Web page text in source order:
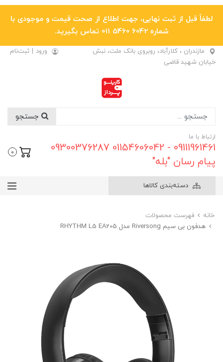
لطفاً قبل از ثبت نهایی، جهت اطلاع از صحت قیمت و موجودی با
شماره 6042 5460 011 تماس بگیرید.
مازندران ، کلارآباد، روبروی بانک ملت، نبش
خیابان شهید قاضی
ورود | ثبت‌نام
ارتباط با ما
09111961461 - 01154606042 09300376287
پیام رسان "بله"
0
دسته‌بندی کالاها
خانه
فهرست محصولات
هدفون بی سیم Riversong مدل RHYTHM L5 EA205